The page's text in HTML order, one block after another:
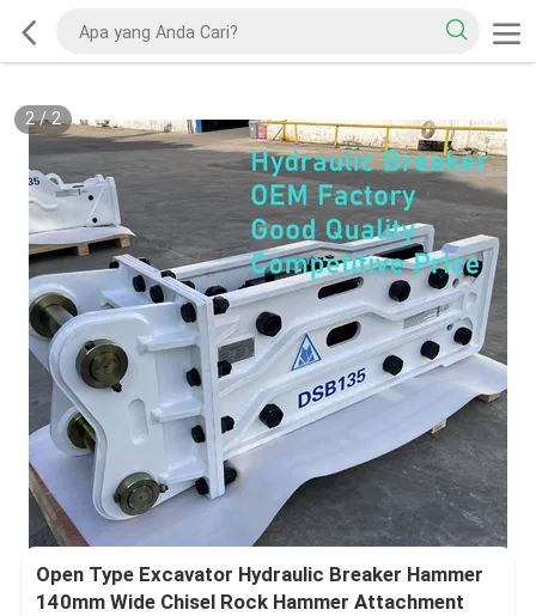
2/2
Open Type Excavator Hydraulic Breaker Hammer
140mm Wide Chisel Rock Hammer Attachment